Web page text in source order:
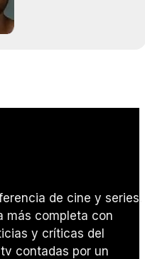
de cine y series.
más completa con
y críticas del
contadas por un